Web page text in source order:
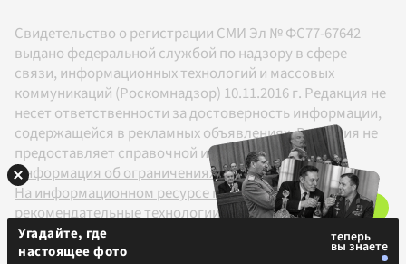
Свидетельство о регистрации СМИ Эл № ФС77-67642
выдано федеральной службой по надзору в сфере
связи, информационных технологий и массовых
коммуникаций (Роскомнадзор) 10.11.2016 г. Редакция не
несет ответственности за достоверность информации,
содержащейся в рекламных объявлениях. Редакция не
предоставляет справочной информации.
Информация об ограничениях
На информационном ресурсе применяются
рекомендательные технологии в соответствии с
Правилами
Угадайте, где
настоящее фото